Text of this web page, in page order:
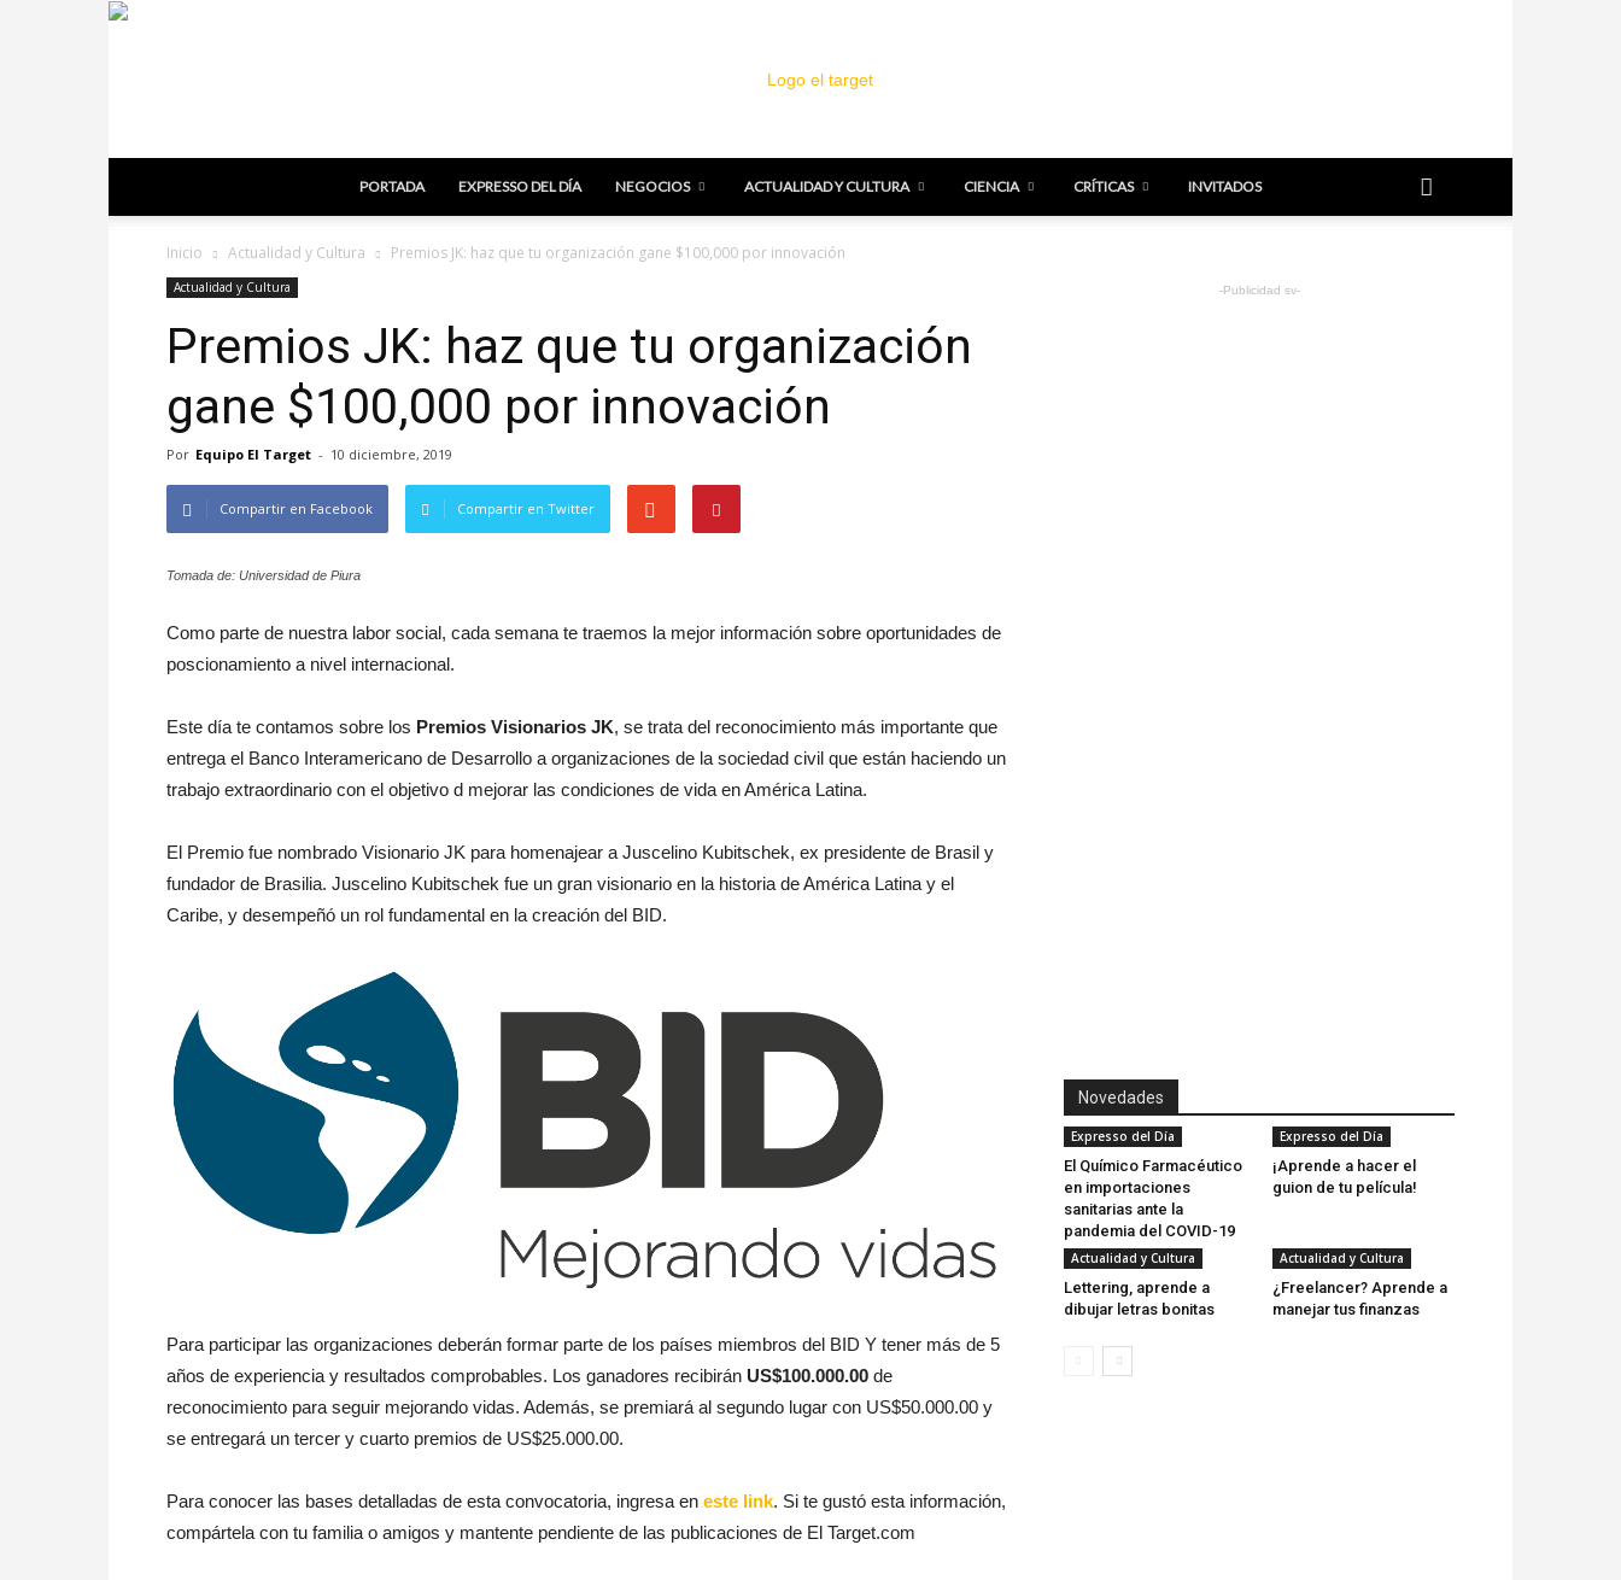
Target
PORTADA EXPRESSO DEL DÍA NEGOCIOS ACTUALIDAD Y CULTURA CIENCIA CRÍTICAS INVITADOS
Inicio Actualidad y Cultura Premios JK: haz que tu organización gane $100,000 por innovación
Actualidad y Cultura
Premios JK: haz que tu organización
gane $100,000 por innovación
Por Equipo El Target - 10 diciembre, 2019
Compartir en Facebook Compartir en Twitter
Tomada de: Universidad de Piura
Como parte de nuestra labor social, cada semana te traemos la mejor información sobre oportunidades de
poscionamiento a nivel internacional.
Este día te contamos sobre los Premios Visionarios JK, se trata del reconocimiento más importante que
entrega el Banco Interamericano de Desarrollo a organizaciones de la sociedad civil que están haciendo un
trabajo extraordinario con el objetivo d mejorar las condiciones de vida en América Latina.
El Premio fue nombrado Visionario JK para homenajear a Juscelino Kubitschek, ex presidente de Brasil y
fundador de Brasilia. Juscelino Kubitschek fue un gran visionario en la historia de América Latina y el
Caribe, y desempeñó un rol fundamental en la creación del BID.
Para participar las organizaciones deberán formar parte de los países miembros del BID Y tener más de 5
años de experiencia y resultados comprobables. Los ganadores recibirán US$100.000.00 de
reconocimiento para seguir mejorando vidas. Además, se premiará al segundo lugar con US$50.000.00 y
se entregará un tercer y cuarto premios de US$25.000.00.
Para conocer las bases detalladas de esta convocatoria, ingresa en este link. Si te gustó esta información,
compártela con tu familia o amigos y mantente pendiente de las publicaciones de El Target.com
-Publicidad sv-
Novedades
Expresso del Día
El Químico Farmacéutico
en importaciones
sanitarias ante la
pandemia del COVID-19
Expresso del Día
¡Aprende a hacer el
guion de tu película!
Actualidad y Cultura
Lettering, aprende a
dibujar letras bonitas
Actualidad y Cultura
¿Freelancer? Aprende a
manejar tus finanzas